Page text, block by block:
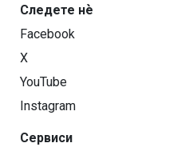
Следете нѐ
Facebook
X
YouTube
Instagram
Сервиси